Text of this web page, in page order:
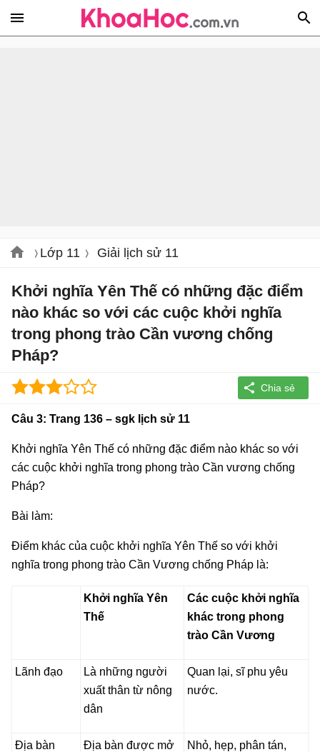
Lớp 11 Giải lịch sử 11
Khởi nghĩa Yên Thế có những đặc điểm
nào khác so với các cuộc khởi nghĩa
trong phong trào Cần vương chống
Pháp?
Câu 3: Trang 136 – sgk lịch sử 11
Khởi nghĩa Yên Thế có những đặc điểm nào khác so với
các cuộc khởi nghĩa trong phong trào Cần vương chống
Pháp?
Bài làm:
Điểm khác của cuộc khởi nghĩa Yên Thế so với khởi
nghĩa trong phong trào Cần Vương chống Pháp là:
Khởi nghĩa Yên
Thế
Các cuộc khởi nghĩa
khác trong phong
trào Cần Vương
Lãnh đạo
Là những người
xuất thân từ nông
dân
Quan lại, sĩ phu yêu
nước.
Địa bàn
Địa bàn được mở
Nhỏ, hẹp, phân tán,